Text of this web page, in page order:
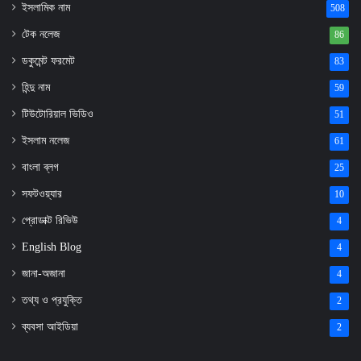
ইসলামিক নাম 508
টেক নলেজ 86
ডকুমেন্ট ফরমেট 83
হিন্দু নাম 59
টিউটোরিয়াল ভিডিও 51
ইসলাম নলেজ 61
বাংলা ব্লগ 25
সফটওয়্যার 10
প্রোডাক্ট রিভিউ 4
English Blog 4
জানা-অজানা 4
তথ্য ও প্রযুক্তি 2
ব্যবসা আইডিয়া 2